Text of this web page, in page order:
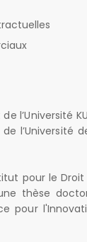
l’Université
l’Université
pour le
thèse
pour